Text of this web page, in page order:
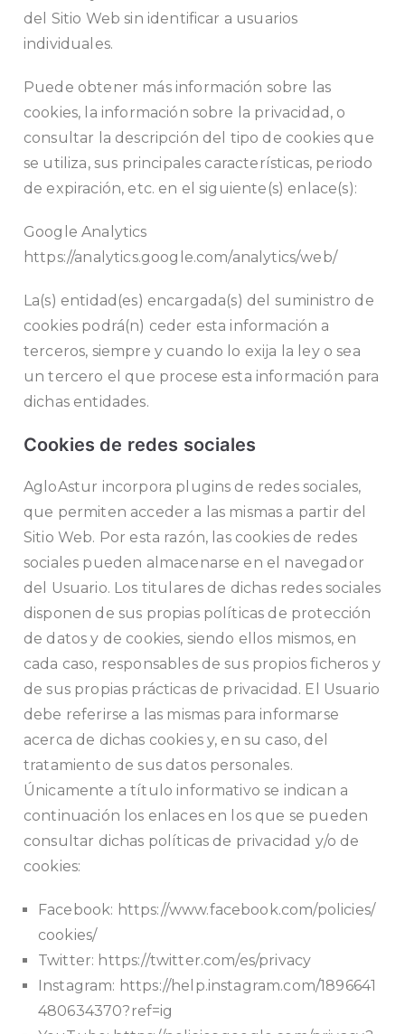
del Sitio Web sin identificar a usuarios
individuales.
Puede obtener más información sobre las
cookies, la información sobre la privacidad, o
consultar la descripción del tipo de cookies que
se utiliza, sus principales características, periodo
de expiración, etc. en el siguiente(s) enlace(s):
Google Analytics
https://analytics.google.com/analytics/web/
La(s) entidad(es) encargada(s) del suministro de
cookies podrá(n) ceder esta información a
terceros, siempre y cuando lo exija la ley o sea
un tercero el que procese esta información para
dichas entidades.
Cookies de redes sociales
AgloAstur incorpora plugins de redes sociales,
que permiten acceder a las mismas a partir del
Sitio Web. Por esta razón, las cookies de redes
sociales pueden almacenarse en el navegador
del Usuario. Los titulares de dichas redes sociales
disponen de sus propias políticas de protección
de datos y de cookies, siendo ellos mismos, en
cada caso, responsables de sus propios ficheros y
de sus propias prácticas de privacidad. El Usuario
debe referirse a las mismas para informarse
acerca de dichas cookies y, en su caso, del
tratamiento de sus datos personales.
Únicamente a título informativo se indican a
continuación los enlaces en los que se pueden
consultar dichas políticas de privacidad y/o de
cookies:
Facebook: https://www.facebook.com/policies/
cookies/
Twitter: https://twitter.com/es/privacy
Instagram: https://help.instagram.com/1896641
480634370?ref=ig